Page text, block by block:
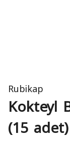
Rubikap
Kokteyl
(15 adet)